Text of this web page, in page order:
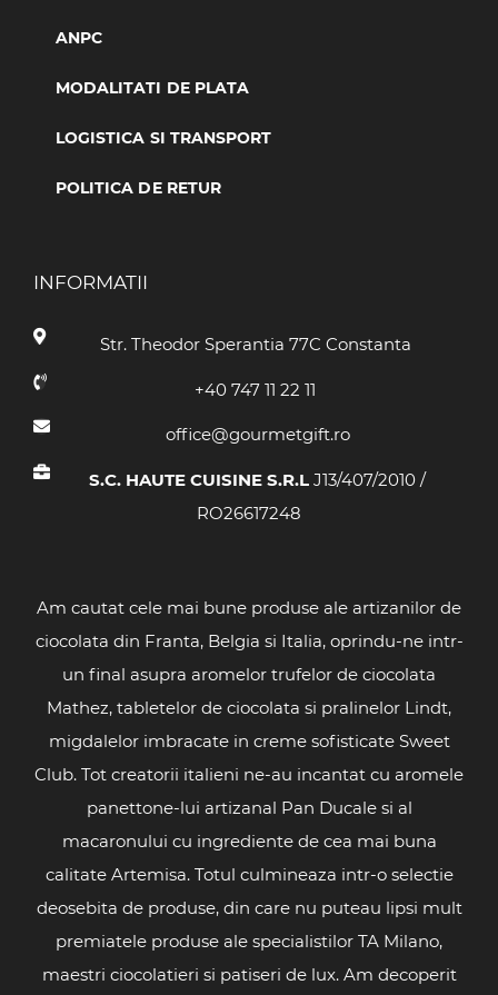
ANPC
MODALITATI DE PLATA
LOGISTICA SI TRANSPORT
POLITICA DE RETUR
INFORMATII
Str. Theodor Sperantia 77C Constanta
+40 747 11 22 11
office@gourmetgift.ro
S.C. HAUTE CUISINE S.R.L J13/407/2010 /
RO26617248
Am cautat cele mai bune produse ale artizanilor de
ciocolata din Franta, Belgia si Italia, oprindu-ne intr-
un final asupra aromelor trufelor de ciocolata
Mathez, tabletelor de ciocolata si pralinelor Lindt,
migdalelor imbracate in creme sofisticate Sweet
Club. Tot creatorii italieni ne-au incantat cu aromele
panettone-lui artizanal Pan Ducale si al
macaronului cu ingrediente de cea mai buna
calitate Artemisa. Totul culmineaza intr-o selectie
deosebita de produse, din care nu puteau lipsi mult
premiatele produse ale specialistilor TA Milano,
maestri ciocolatieri si patiseri de lux. Am decoperit